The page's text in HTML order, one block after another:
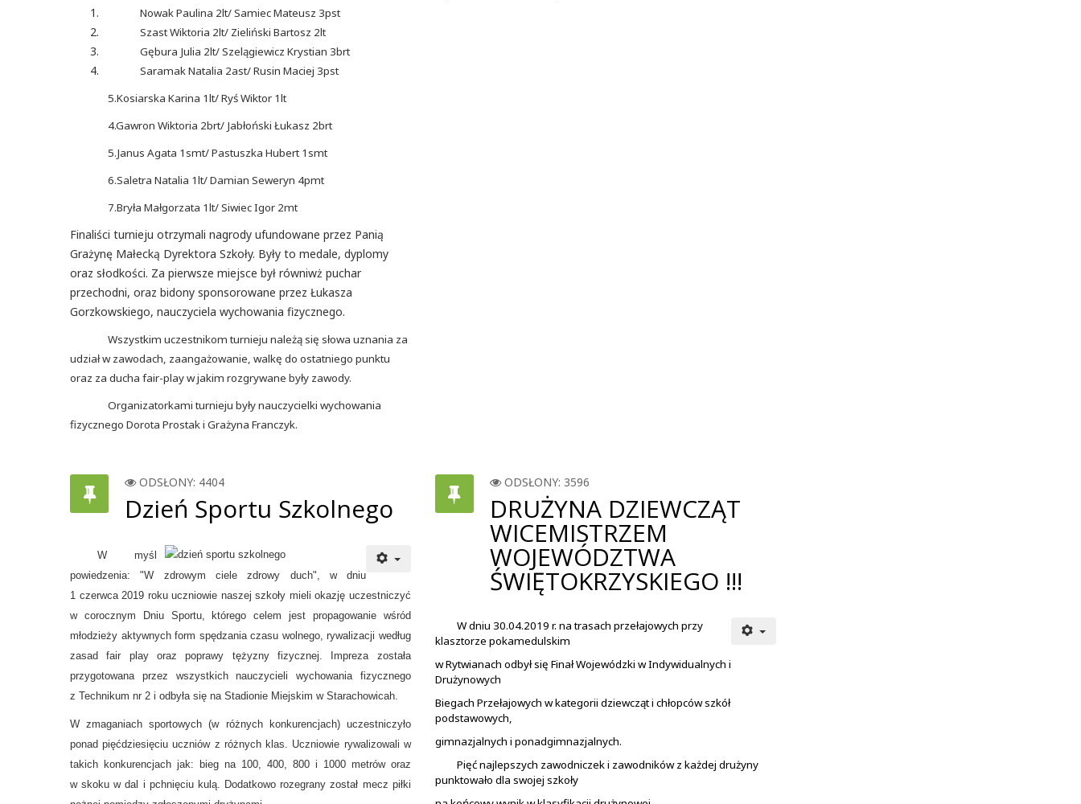
Nowak Paulina 2lt/ Samiec Mateusz 3pst
Szast Wiktoria 2lt/ Zieliński Bartosz 2lt
Gębura Julia 2lt/ Szelągiewicz Krystian 3brt
Saramak Natalia 2ast/ Rusin Maciej 3pst
5.Kosiarska Karina 1lt/ Ryś Wiktor 1lt
4.Gawron Wiktoria 2brt/ Jabłoński Łukasz 2brt
5.Janus Agata 1smt/ Pastuszka Hubert 1smt
6.Saletra Natalia 1lt/ Damian Seweryn 4pmt
7.Bryła Małgorzata 1lt/ Siwiec Igor 2mt
Finaliści turnieju otrzymali nagrody ufundowane przez Panią
Grażynę Małecką Dyrektora Szkoły. Były to medale, dyplomy
oraz słodkości. Za pierwsze miejsce był równiwż puchar
przechodni, oraz bidony sponsorowane przez Łukasza
Gorzkowskiego, nauczyciela wychowania fizycznego.
Wszystkim uczestnikom turnieju należą się słowa uznania za
udział w zawodach, zaangażowanie, walkę do ostatniego punktu
oraz za ducha fair-play w jakim rozgrywane były zawody.
Organizatorkami turnieju były nauczycielki wychowania
fizycznego Dorota Prostak i Grażyna Franczyk.
ODSŁONY: 4404
Dzień Sportu Szkolnego
W myśl
powiedzenia: "W zdrowym ciele zdrowy duch", w dniu
1 czerwca 2019 roku uczniowie naszej szkoły mieli okazję uczestniczyć
w corocznym Dniu Sportu, którego celem jest propagowanie wśród
młodzieży aktywnych form spędzania czasu wolnego, rywalizacji według
zasad fair play oraz poprawy tężyzny fizycznej. Impreza została
przygotowana przez wszystkich nauczycieli wychowania fizycznego
z Technikum nr 2 i odbyła się na Stadionie Miejskim w Starachowicah.
W zmaganiach sportowych (w różnych konkurencjach) uczestniczyło
ponad pięćdziesięciu uczniów z różnych klas. Uczniowie rywalizowali w
takich konkurencjach jak: bieg na 100, 400, 800 i 1000 metrów oraz
w skoku w dal i pchnięciu kulą. Dodatkowo rozegrany został mecz piłki
ODSŁONY: 3596
DRUŻYNA DZIEWCZĄT
WICEMISTRZEM
WOJEWÓDZTWA
ŚWIĘTOKRZYSKIEGO !!!
W dniu 30.04.2019 r. na trasach przełajowych przy
klasztorze pokamedulskim
w Rytwianach odbył się Finał Wojewódzki w Indywidualnych i
Drużynowych
Biegach Przełajowych w kategorii dziewcząt i chłopców szkół
podstawowych,
gimnazjalnych i ponadgimnazjalnych.
Pięć najlepszych zawodniczek i zawodników z każdej drużyny
punktowało dla swojej szkoły